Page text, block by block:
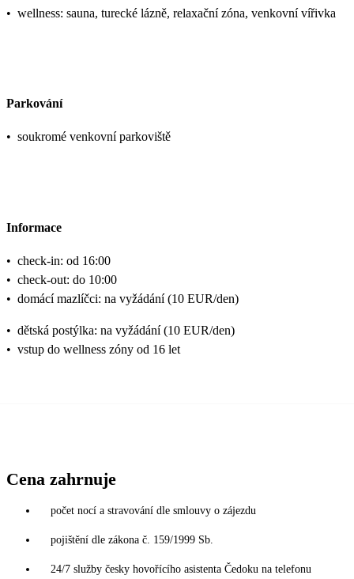
• wellness: sauna, turecké lázně, relaxační zóna, venkovní vířivka
Parkování
• soukromé venkovní parkoviště
Informace
• check-in: od 16:00
• check-out: do 10:00
• domácí mazlíčci: na vyžádání (10 EUR/den)
• dětská postýlka: na vyžádání (10 EUR/den)
• vstup do wellness zóny od 16 let
Cena zahrnuje
počet nocí a stravování dle smlouvy o zájezdu
pojištění dle zákona č. 159/1999 Sb.
24/7 služby česky hovořícího asistenta Čedoku na telefonu